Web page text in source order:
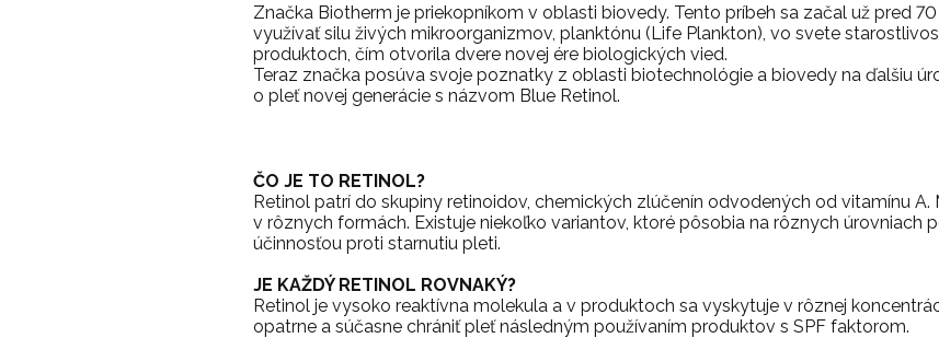
Značka Biotherm je priekopníkom v oblasti biovedy. Tento príbeh sa začal už pred
využívať silu živých mikroorganizmov, planktónu (Life Plankton), vo svete
produktoch, čím otvorila dvere novej ére biologických vied.
Teraz značka posúva svoje poznatky z oblasti biotechnológie a biovedy na ďalšiu
o pleť novej generácie s názvom Blue Retinol.
ČO JE TO RETINOL?
Retinol patrí do skupiny retinoidov, chemických zlúčenín odvodených od vitamínu A.
v rôznych formách. Existuje niekoľko variantov, ktoré pôsobia na rôznych úrovniach
účinnosťou proti starnutiu pleti.
JE KAŽDÝ RETINOL ROVNAKÝ?
Retinol je vysoko reaktívna molekula a v produktoch sa vyskytuje v rôznej
opatrne a súčasne chrániť pleť následným používaním produktov s SPF faktorom.